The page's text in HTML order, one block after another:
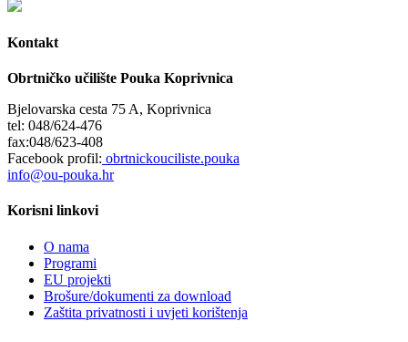
Kontakt
Obrtničko učilište Pouka Koprivnica
Bjelovarska cesta 75 A, Koprivnica
tel: 048/624-476
fax:048/623-408
Facebook profil: obrtnickouciliste.pouka
info@ou-pouka.hr
Korisni linkovi
O nama
Programi
EU projekti
Brošure/dokumenti za download
Zaštita privatnosti i uvjeti korištenja